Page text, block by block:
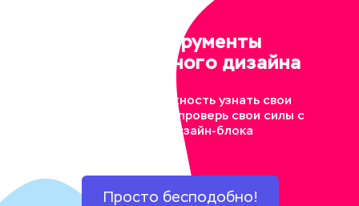
Все инструменты
для уникального дизайна
Не упусти возможность узнать свои
скрытые таланты и проверь свои силы с
помощью дизайн-блока
Просто бесподобно!